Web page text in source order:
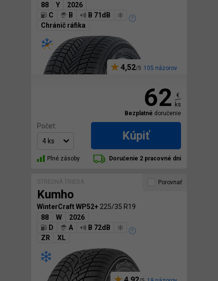
88
Y
2026
C
B
B 71dB
Chránič ráfika
4,52 105 názorov
62
€
ks
Bezplatné doručenie
Počet:
Kúpiť
Plné zásoby Doručenie 2 pracovné dni
STREDNÁ TRIEDA
Kumho
WinterCraft WP52+ 225/35 R19
88
W
2026
D
A
B 72dB
ZR
XL
Porovnať